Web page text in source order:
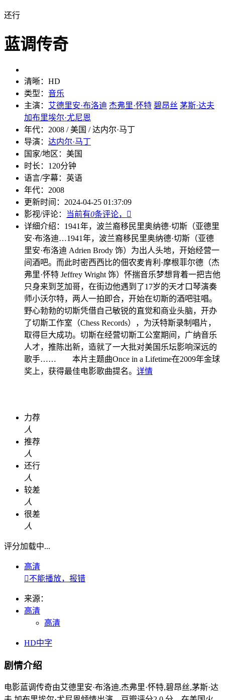
还行
蓝调传奇
清晰： HD
类型： 音乐
主演： 艾德里安·布洛迪 杰弗里·怀特 碧昂丝 茅斯·达夫
加布里埃尔·尤尼恩
年代： 2008 / 美国 / 达内尔·马丁
导演： 达内尔·马丁
国家/地区： 美国
时长： 120分钟
语言/字幕： 英语
年代： 2008
更新时间： 2024-04-25 01:37:09
影视/评论：
当前有0条评论，

详细介绍： 1941年，波兰裔移民里奥纳德·切斯（亚德里
安·布洛迪…1941年，波兰裔移民里奥纳德·切斯（亚德
里安·布洛迪 Adrien Brody 饰）为出人头地，开始经营一
间酒吧。而此时密西西比的佃农麦肯利·摩根菲尔德（杰
弗里·怀特 Jeffrey Wright 饰）怀揣音乐梦想背着一把吉他
只身来到芝加哥，在街边他遇到了17岁的天才口琴演奏
师小沃尔特，两人一拍即合，开始在切斯的酒吧驻唱。
野心勃勃的切斯凭借自己敏锐的直觉和商业头脑，开办
了切斯工作室（Chess Records），为沃特斯录制唱片，
取得巨大成功。切斯在经营切斯工公室期间，广纳音乐
人才，推陈出新，造就了一大批对美国乐坛影响深远的
歌手…… 本片主题曲Once in a Lifetime在2009年金球
奖上，获得最佳电影歌曲提名。 详情
力荐
人
推荐
人
还行
人
较差
人
很差
人
评分加载中...
高清
不能播放，报错
来源：
高清
高清
HD中字
剧情介绍
电影蓝调传奇由艾德里安·布洛迪,杰弗里·怀特,碧昂丝,茅斯·达